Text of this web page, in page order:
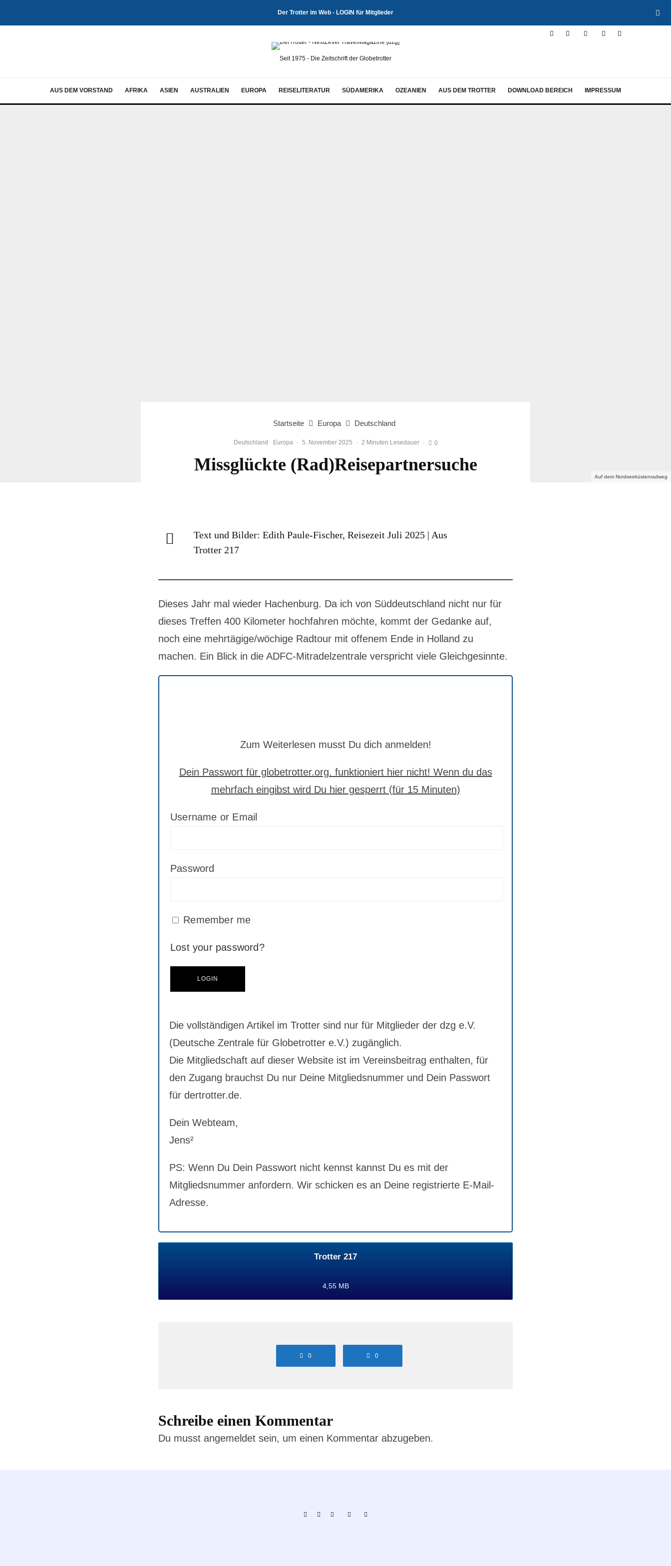
Der Trotter im Web - LOGIN für Mitglieder
Seit 1975 - Die Zeitschrift der Globetrotter
AUS DEM VORSTAND AFRIKA ASIEN AUSTRALIEN EUROPA REISELITERATUR SÜDAMERIKA OZEANIEN AUS DEM TROTTER DOWNLOAD BEREICH IMPRESSUM
Auf dem Nordseeküstenradweg
Startseite Europa Deutschland
Deutschland Europa · 5. November 2025 · 2 Minuten Lesedauer · 0
Missglückte (Rad)Reisepartnersuche
Text und Bilder: Edith Paule-Fischer, Reisezeit Juli 2025 | Aus
Trotter 217
Dieses Jahr mal wieder Hachenburg. Da ich von Süddeutschland nicht nur für
dieses Treffen 400 Kilometer hochfahren möchte, kommt der Gedanke auf,
noch eine mehrtägige/wöchige Radtour mit offenem Ende in Holland zu
machen. Ein Blick in die ADFC-Mitradelzentrale verspricht viele Gleichgesinnte.
Zum Weiterlesen musst Du dich anmelden!
Dein Passwort für globetrotter.org. funktioniert hier nicht! Wenn du das
mehrfach eingibst wird Du hier gesperrt (für 15 Minuten)
Username or Email
Password
Remember me
Lost your password?
Die vollständigen Artikel im Trotter sind nur für Mitglieder der dzg e.V.
(Deutsche Zentrale für Globetrotter e.V.) zugänglich.
Die Mitgliedschaft auf dieser Website ist im Vereinsbeitrag enthalten, für
den Zugang brauchst Du nur Deine Mitgliedsnummer und Dein Passwort
für dertrotter.de.
Dein Webteam,
Jens²
PS: Wenn Du Dein Passwort nicht kennst kannst Du es mit der
Mitgliedsnummer anfordern. Wir schicken es an Deine registrierte E-Mail-
Adresse.
Trotter 217
4,55 MB
0 0
Schreibe einen Kommentar
Du musst angemeldet sein, um einen Kommentar abzugeben.